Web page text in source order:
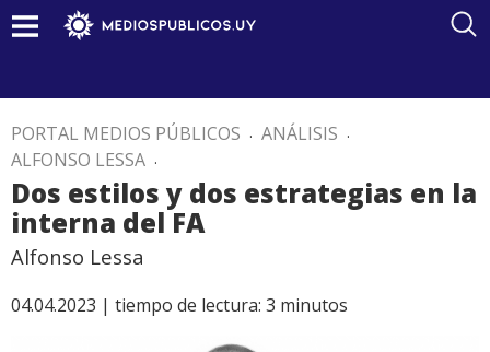
PORTAL MEDIOS PÚBLICOS . ANÁLISIS .
ALFONSO LESSA .
Dos estilos y dos estrategias en la
interna del FA
Alfonso Lessa
04.04.2023 | tiempo de lectura: 3 minutos